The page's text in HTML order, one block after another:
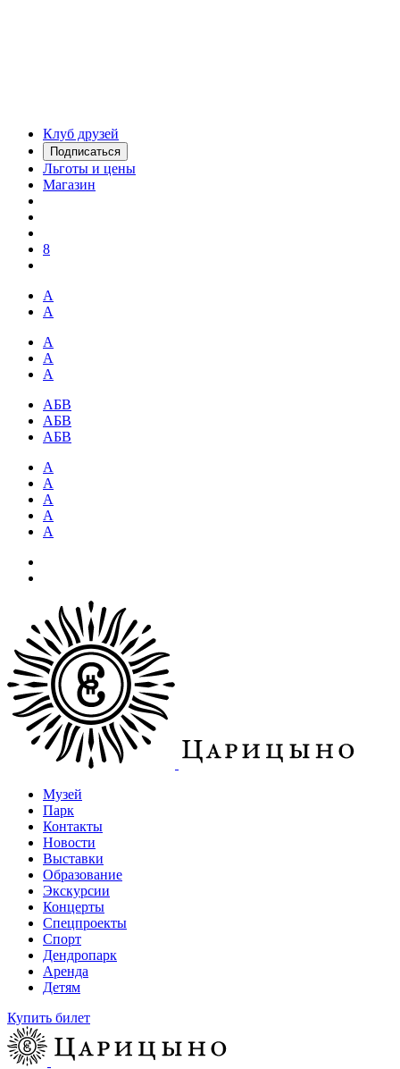
Клуб друзей
Подписаться
Льготы и цены
Магазин
8
А
А
А
А
А
АБВ
АБВ
АБВ
А
А
А
А
А
Музей
Парк
Контакты
Новости
Выставки
Образование
Экскурсии
Концерты
Спецпроекты
Спорт
Дендропарк
Аренда
Детям
Купить билет